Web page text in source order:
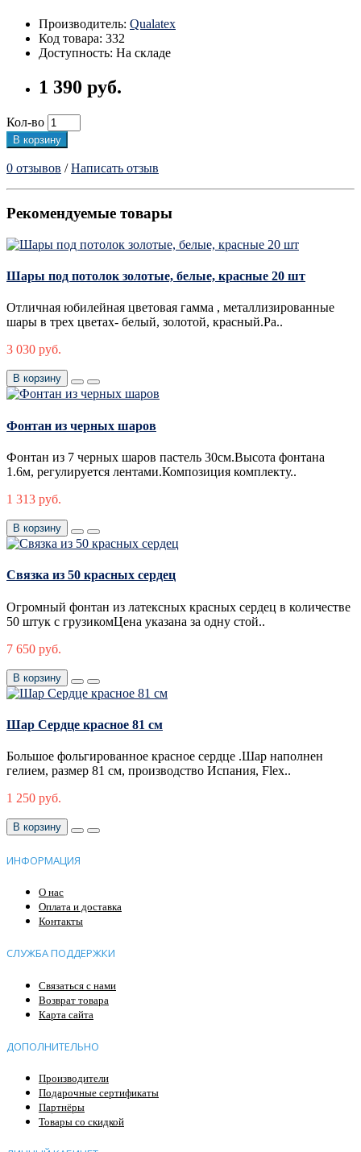
Производитель: Qualatex
Код товара: 332
Доступность: На складе
1 390 руб.
Кол-во
В корзину
0 отзывов /Написать отзыв
Рекомендуемые товары
Шары под потолок золотые, белые, красные 20 шт
Отличная юбилейная цветовая гамма , металлизированные
шары в трех цветах- белый, золотой, красный.Ра..
3 030 руб.
В корзину
Фонтан из черных шаров
Фонтан из 7 черных шаров пастель 30см.Высота фонтана
1.6м, регулируется лентами.Композиция комплекту..
1 313 руб.
В корзину
Связка из 50 красных сердец
Огромный фонтан из латексных красных сердец в количестве
50 штук с грузикомЦена указана за одну стой..
7 650 руб.
В корзину
Шар Сердце красное 81 см
Большое фольгированное красное сердце .Шар наполнен
гелием, размер 81 см, производство Испания, Flex..
1 250 руб.
В корзину
ИНФОРМАЦИЯ
О нас
Оплата и доставка
Контакты
СЛУЖБА ПОДДЕРЖКИ
Связаться с нами
Возврат товара
Карта сайта
ДОПОЛНИТЕЛЬНО
Производители
Подарочные сертификаты
Партнёры
Товары со скидкой